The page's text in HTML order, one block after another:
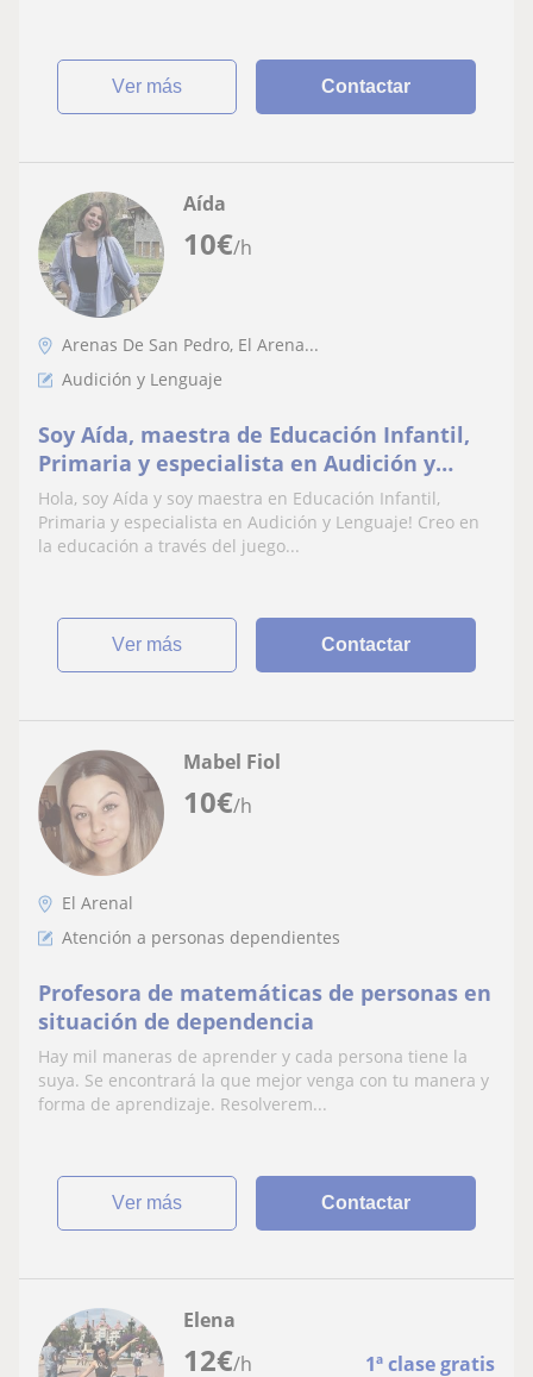
ver más Contactar
10€/h
Aída
Arenas De San Pedro, El Arena...
Audición y Lenguaje
Soy Aída, maestra de Educación Infantil,
Primaria y especialista en Audición y
Lenguaje, amante de la educación y de
enseñar.
Hola, soy Aída y soy maestra en Educación Infantil,
Primaria y especialista en Audición y Lenguaje! Creo en
la educación a través del juego...
ver más Contactar
10€/h
Mabel Fiol
El Arenal
Atención a personas dependientes
Profesora de matemáticas de personas en
situación de dependencia
Hay mil maneras de aprender y cada persona tiene la
suya. Se encontrará la que mejor venga con tu manera y
forma de aprendizaje. Resolverem...
ver más Contactar
12€/h 1ª clase gratis
Elena